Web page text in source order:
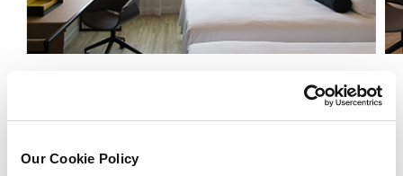
Our Cookie Policy